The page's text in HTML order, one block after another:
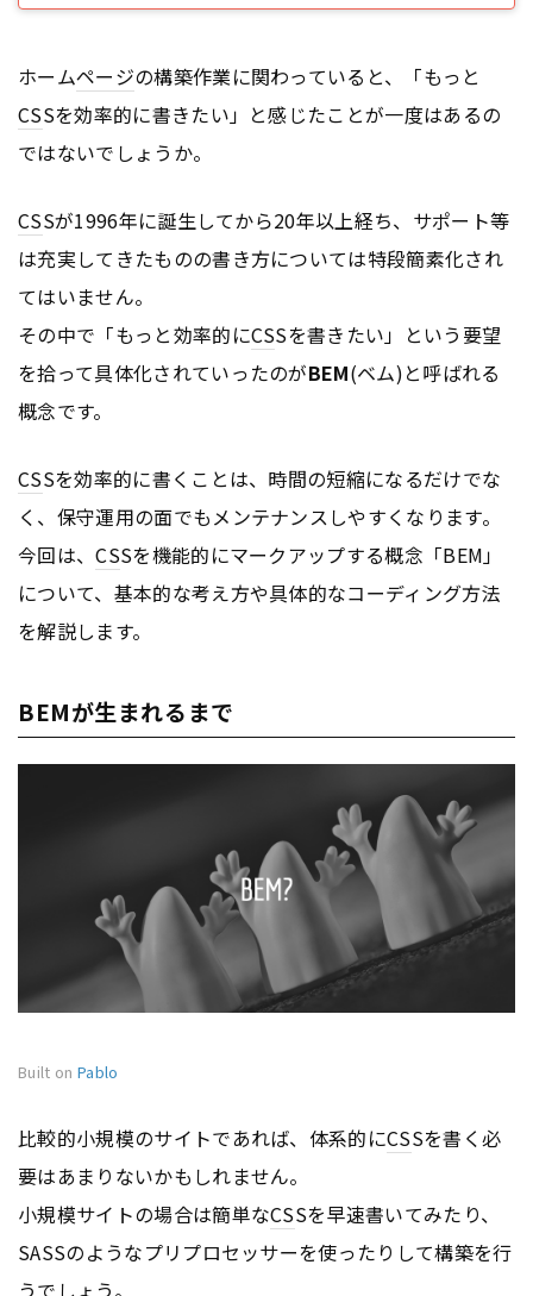
ホームページの構築作業に関わっていると、「もっと
CSSを効率的に書きたい」と感じたことが一度はあるの
ではないでしょうか。
CSSが1996年に誕生してから20年以上経ち、サポート等
は充実してきたものの書き方については特段簡素化され
てはいません。
その中で「もっと効率的にCSSを書きたい」という要望
を拾って具体化されていったのがBEM(ベム)と呼ばれる
概念です。
CSSを効率的に書くことは、時間の短縮になるだけでな
く、保守運用の面でもメンテナンスしやすくなります。
今回は、CSSを機能的にマークアップする概念「BEM」
について、基本的な考え方や具体的なコーディング方法
を解説します。
BEMが生まれるまで
Built on Pablo
比較的小規模のサイトであれば、体系的にCSSを書く必
要はあまりないかもしれません。
小規模サイトの場合は簡単なCSSを早速書いてみたり、
SASSのようなプリプロセッサーを使ったりして構築を行
うでしょう。